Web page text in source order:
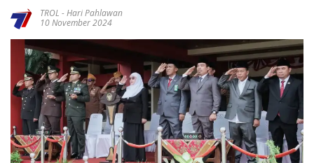
TROL -Hari Pahlawan
10 November 2024